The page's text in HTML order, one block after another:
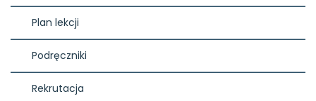
Plan lekcji
Podręczniki
Rekrutacja